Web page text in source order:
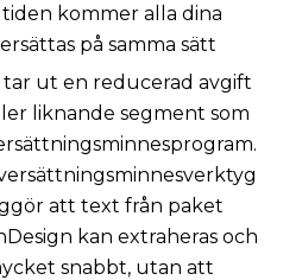
kommer alla dina
på samma sätt
ut en reducerad avgift
liknande segment som
att text från paket
kan extraheras och
snabbt, utan att